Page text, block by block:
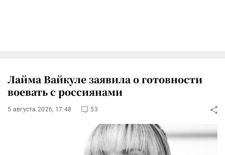
Лайма Вайкуле заявила о готовности
воевать с россиянами
5 августа 2026, 17:48 53